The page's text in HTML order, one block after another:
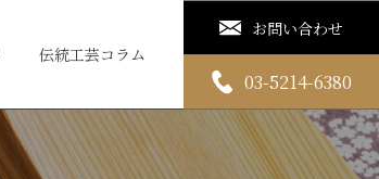
伝統工芸コラム
お問い合わせ
03-5214-6380